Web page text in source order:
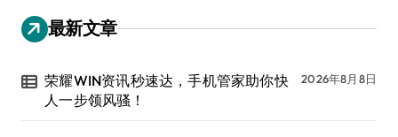
最新文章
荣耀WIN资讯秒速达，手机管家助你快
人一步领风骚！
2026年8月8日